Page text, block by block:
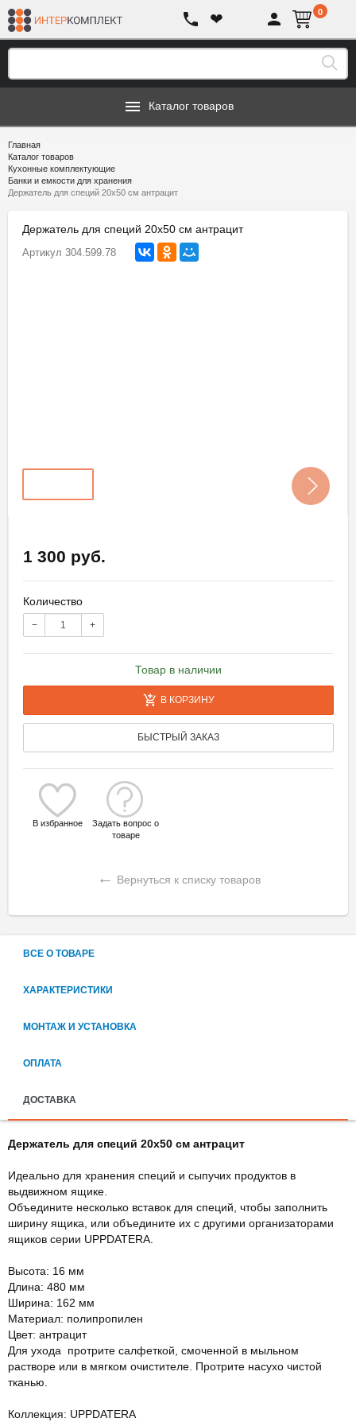
❤ 0
Каталог товаров
Главная
Каталог товаров
Кухонные комплектующие
Банки и емкости для хранения
Держатель для специй 20х50 см антрацит
Держатель для специй 20х50 см антрацит
Артикул 304.599.78
1 300 руб.
Количество
− +
Товар в наличии
В КОРЗИНУ
БЫСТРЫЙ ЗАКАЗ
В избранное
Задать вопрос о
товаре
← Вернуться к списку товаров
ВСЕ О ТОВАРЕ
ХАРАКТЕРИСТИКИ
МОНТАЖ И УСТАНОВКА
ОПЛАТА
ДОСТАВКА
Держатель для специй 20х50 см антрацит
Идеально для хранения специй и сыпучих продуктов в
выдвижном ящике.
Объедините несколько вставок для специй, чтобы заполнить
ширину ящика, или объедините их с другими организаторами
ящиков серии UPPDATERA.
Высота: 16 мм
Длина: 480 мм
Ширина: 162 мм
Материал: полипропилен
Цвет: антрацит
Для ухода протрите салфеткой, смоченной в мыльном
растворе или в мягком очистителе. Протрите насухо чистой
тканью.
Коллекция: UPPDATERA